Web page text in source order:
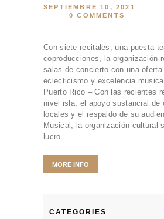
SEPTIEMBRE 10, 2021
0
COMMENTS
Con siete recitales, una puesta
coproducciones, la organización
salas de concierto con una
eclecticismo y excelencia
Puerto Rico – Con las recientes
nivel isla, el apoyo sustancial de
locales y el respaldo de su
Musical, la organización cultural
lucro…
MORE INFO
CATEGORIES